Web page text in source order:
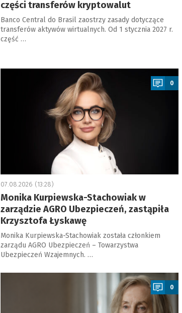
części transferów kryptowalut
Banco Central do Brasil zaostrzy zasady dotyczące
transferów aktywów wirtualnych. Od 1 stycznia 2027 r.
część …
a
0
07.08.2026 (13:28)
Monika Kurpiewska-Stachowiak w
zarządzie AGRO Ubezpieczeń, zastąpiła
Krzysztofa Łyskawę
Monika Kurpiewska-Stachowiak została członkiem
zarządu AGRO Ubezpieczeń – Towarzystwa
Ubezpieczeń Wzajemnych. …
a
0